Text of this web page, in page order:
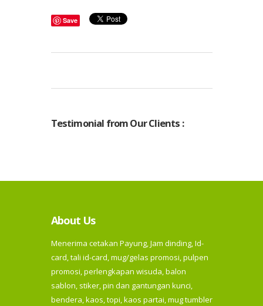
Save
Testimonial from Our Clients :
About Us
Menerima cetakan Payung, Jam dinding, Id-
card, tali id-card, mug/gelas promosi, pulpen
promosi, perlengkapan wisuda, balon
sablon, stiker, pin dan gantungan kunci,
bendera, kaos, topi, kaos partai, mug tumbler